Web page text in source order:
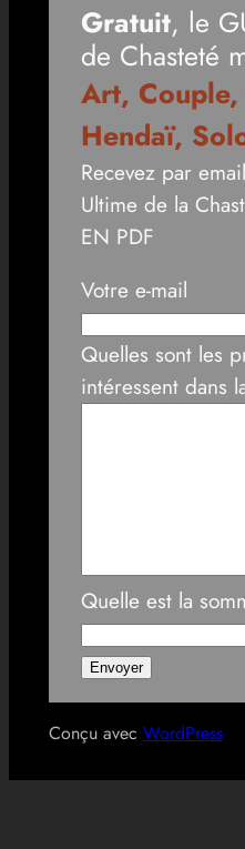
Gratuit, le
de Chasteté
Art, Couple,
Hendaï,
Recevez par
Ultime de la
EN PDF
Votre e-mail
Quelles sont les
intéressent dans
Quelle est la
Conçu avec WordPress